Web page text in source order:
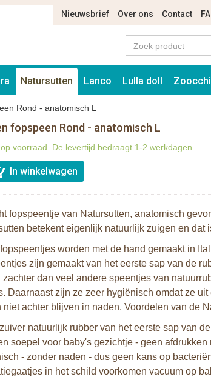
Nieuwsbrief Over ons Contact
Natursutten Lanco Lulla doll
Rond - anatomisch L
fopspeen Rond - anatomisch L
voorraad. De levertijd bedraagt 1-2 werkdagen
fopspeentje van Natursutten, anatomisch
betekent eigenlijk natuurlijk zuigen en dat
worden met de hand gemaakt in
zijn gemaakt van het eerste sap van de
zachter dan veel andere speentjes van
Daarnaast zijn ze zeer hygiënisch omdat ze
niet achter blijven in naden. Voordelen van de
natuurlijk rubber van het eerste sap van
soepel voor baby's gezichtje - geen afdrukken
- zonder naden - dus geen kans op
in het schild voorkomen vacuum op